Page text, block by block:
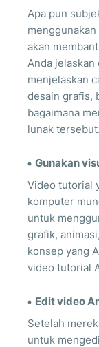
Apa pun
akan
Anda
menjelaskan
desain grafis,
bagaimana
lunak tersebut.
Gunakan
Video tutorial
komputer
untuk
grafik,
konsep yang
video tutorial
Edit video
Setelah
untuk